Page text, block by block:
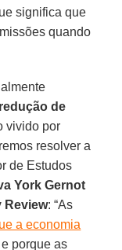
significa que
quando
redução de
vivido por
resolver a
de Estudos
York Gernot
Review: “As
a economia
porque as